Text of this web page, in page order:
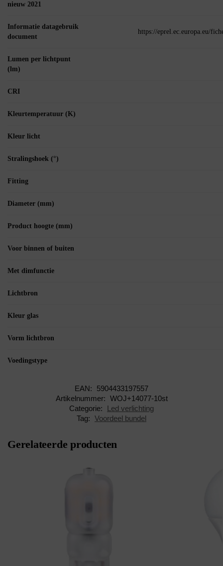
nieuw 2021
Informatie datagebruik
document
https://eprel.ec.europa.eu/
Lumen per lichtpunt
(lm)
CRI
Kleurtemperatuur (K)
Kleur licht
Stralingshoek (°)
Fitting
Diameter (mm)
Product hoogte (mm)
Voor binnen of buiten
Met dimfunctie
Lichtbron
Kleur glas
Vorm lichtbron
Voedingstype
EAN:
5904433197557
Artikelnummer: WOJ+14077-10st
Categorie:
Led verlichting
Tag: Voordeel bundel
Gerelateerde producten